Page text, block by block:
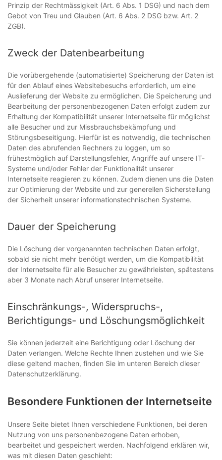
Prinzip der Rechtmässigkeit (Art. 6 Abs. 1 DSG) und nach dem
Gebot von Treu und Glauben (Art. 6 Abs. 2 DSG bzw. Art. 2
ZGB).
Zweck der Datenbearbeitung
Die vorübergehende (automatisierte) Speicherung der Daten ist
für den Ablauf eines Websitebesuchs erforderlich, um eine
Auslieferung der Website zu ermöglichen. Die Speicherung und
Bearbeitung der personenbezogenen Daten erfolgt zudem zur
Erhaltung der Kompatibilität unserer Internetseite für möglichst
alle Besucher und zur Missbrauchsbekämpfung und
Störungsbeseitigung. Hierfür ist es notwendig, die technischen
Daten des abrufenden Rechners zu loggen, um so
frühestmöglich auf Darstellungsfehler, Angriffe auf unsere IT-
Systeme und/oder Fehler der Funktionalität unserer
Internetseite reagieren zu können. Zudem dienen uns die Daten
zur Optimierung der Website und zur generellen Sicherstellung
der Sicherheit unserer informationstechnischen Systeme.
Dauer der Speicherung
Die Löschung der vorgenannten technischen Daten erfolgt,
sobald sie nicht mehr benötigt werden, um die Kompatibilität
der Internetseite für alle Besucher zu gewährleisten, spätestens
aber 3 Monate nach Abruf unserer Internetseite.
Einschränkungs-, Widerspruchs-,
Berichtigungs- und Löschungsmöglichkeit
Sie können jederzeit eine Berichtigung oder Löschung der
Daten verlangen. Welche Rechte Ihnen zustehen und wie Sie
diese geltend machen, finden Sie im unteren Bereich dieser
Datenschutzerklärung.
Besondere Funktionen der Internetseite
Unsere Seite bietet Ihnen verschiedene Funktionen, bei deren
Nutzung von uns personenbezogene Daten erhoben,
bearbeitet und gespeichert werden. Nachfolgend erklären wir,
was mit diesen Daten geschieht: